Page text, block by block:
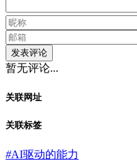
发表评论
暂无评论...
关联网址
关联标签
#AI驱动的能力